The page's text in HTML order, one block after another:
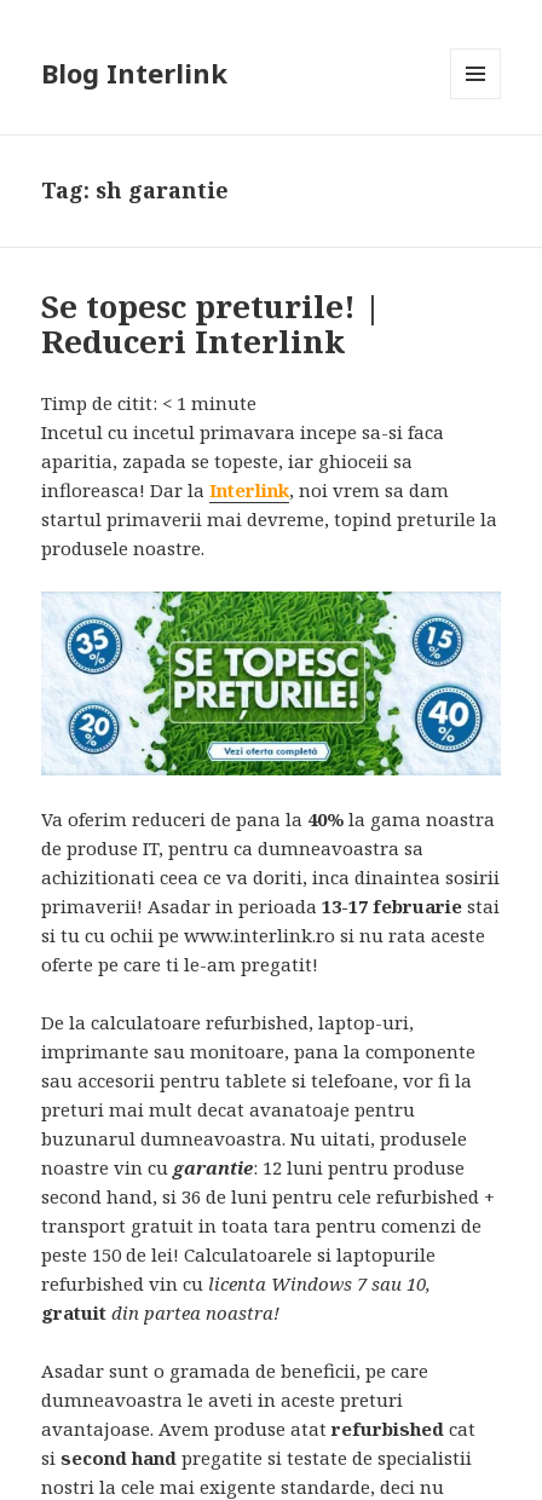
Blog Interlink
Tag: sh garantie
Se topesc preturile! |
Reduceri Interlink
Timp de citit: < 1 minute
Incetul cu incetul primavara incepe sa-si faca
aparitia, zapada se topeste, iar ghioceii sa
infloreasca! Dar laInterlink, noi vrem sa dam
startul primaverii mai devreme, topind preturile la
produsele noastre.
Va oferim reduceri de pana la 40% la gama noastra
de produse IT, pentru ca dumneavoastra sa
achizitionati ceea ce va doriti, inca dinaintea sosirii
primaverii! Asadar in perioada13-17 februarie stai
si tu cu ochii pe www.interlink.ro si nu rata aceste
oferte pe care ti le-am pregatit!
De la calculatoare refurbished, laptop-uri,
imprimante sau monitoare, pana la componente
sau accesorii pentru tablete si telefoane, vor fi la
preturi mai mult decat avanatoaje pentru
buzunarul dumneavoastra. Nu uitati, produsele
noastre vin cu garantie: 12 luni pentru produse
second hand, si 36 de luni pentru cele refurbished +
transport gratuit in toata tara pentru comenzi de
peste 150 de lei! Calculatoarele si laptopurile
refurbished vin cu licenta Windows 7 sau 10,
gratuit din partea noastra!
Asadar sunt o gramada de beneficii, pe care
dumneavoastra le aveti in aceste preturi
avantajoase. Avem produse atatrefurbished cat
sisecond hand pregatite si testate de specialistii
nostri la cele mai exigente standarde, deci nu